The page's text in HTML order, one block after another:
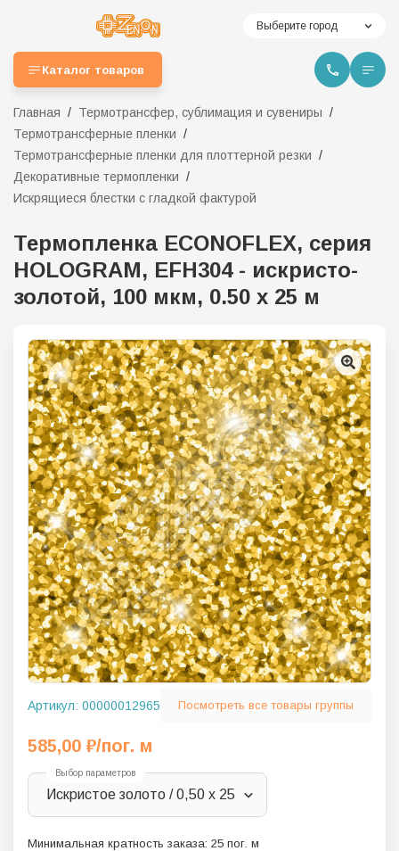
Выберите город
Каталог товаров
Главная
Термотрансфер, сублимация и сувениры
Термотрансферные пленки
Термотрансферные пленки для плоттерной резки
Декоративные термопленки
Искрящиеся блестки с гладкой фактурой
Термопленка ECONOFLEX, серия
HOLOGRAM, EFH304 - искристо-
золотой, 100 мкм, 0.50 х 25 м
Артикул: 00000012965 Посмотреть все товары группы
585,00 ₽/пог. м
Выбор параметров
Искристое золото / 0,50 х 25
Минимальная кратность заказа: 25 пог. м